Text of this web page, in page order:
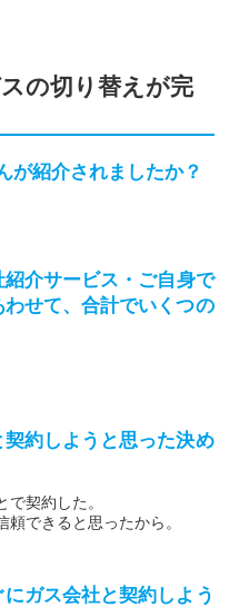
の切り替えが完
が紹介されましたか？
介サービス・ご自身で
せて、合計でいくつの
約しようと思った決め
契約した。
できると思ったから。
ガス会社と契約しよう